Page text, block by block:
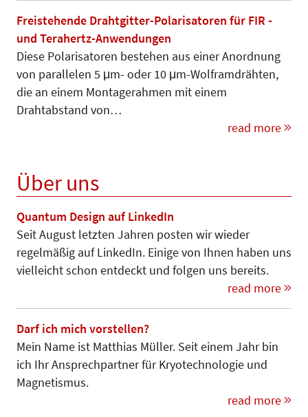
Freistehende Drahtgitter-Polarisatoren für FIR -
und Terahertz-Anwendungen
Diese Polarisatoren bestehen aus einer Anordnung
von parallelen 5 μm- oder 10 μm-Wolframdrähten,
die an einem Montagerahmen mit einem
Drahtabstand von…
read more
Über uns
Quantum Design auf LinkedIn
Seit August letzten Jahren posten wir wieder
regelmäßig auf LinkedIn. Einige von Ihnen haben uns
vielleicht schon entdeckt und folgen uns bereits.
read more
Darf ich mich vorstellen?
Mein Name ist Matthias Müller. Seit einem Jahr bin
ich Ihr Ansprechpartner für Kryotechnologie und
Magnetismus.
read more